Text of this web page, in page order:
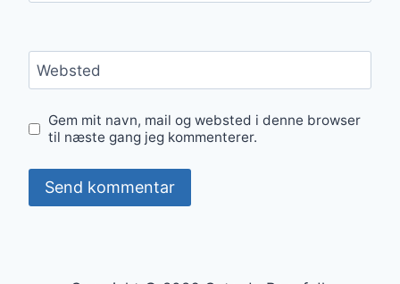
Websted
Gem mit navn, mail og websted i denne browser
til næste gang jeg kommenterer.